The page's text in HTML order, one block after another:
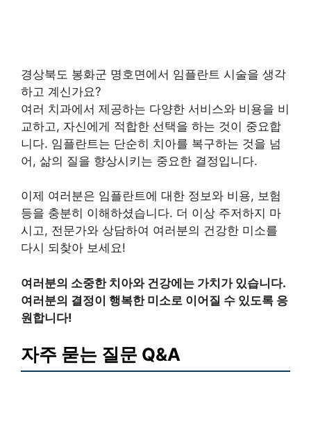
경상북도 봉화군 명호면에서 임플란트 시술을 생각
하고 계신가요?
여러 치과에서 제공하는 다양한 서비스와 비용을 비
교하고, 자신에게 적합한 선택을 하는 것이 중요합
니다. 임플란트는 단순히 치아를 복구하는 것을 넘
어, 삶의 질을 향상시키는 중요한 결정입니다.
이제 여러분은 임플란트에 대한 정보와 비용, 보험
등을 충분히 이해하셨습니다. 더 이상 주저하지 마
시고, 전문가와 상담하여 여러분의 건강한 미소를
다시 되찾아 보세요!
여러분의 소중한 치아와 건강에는 가치가 있습니다.
여러분의 결정이 행복한 미소로 이어질 수 있도록 응
원합니다!
자주 묻는 질문 Q&A